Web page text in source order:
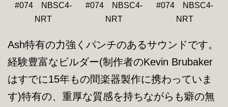
#074 NBSC4-
NRT
#074 NBSC4-
NRT
#074 NBSC4-
NRT
Ash特有の力強くパンチのあるサウンドです。
経験豊富なビルダー(制作者のKevin Brubaker
はすでに15年もの間楽器製作に携わっていま
す)特有の、重厚な質感を持ちながらも癖の無